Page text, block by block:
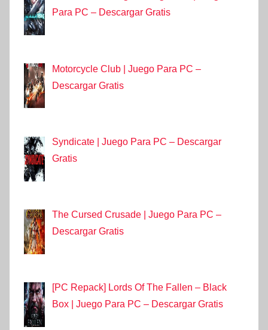
Para PC – Descargar Gratis
Motorcycle Club | Juego Para PC –
Descargar Gratis
Syndicate | Juego Para PC – Descargar
Gratis
The Cursed Crusade | Juego Para PC –
Descargar Gratis
[PC Repack] Lords Of The Fallen – Black
Box | Juego Para PC – Descargar Gratis